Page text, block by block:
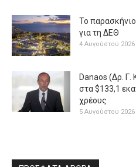
Το
για τη ΔΕΘ
4 Αυγούστου 2026
Danaos (Δρ. Γ.
στα $133,1
χρέους
5 Αυγούστου 2026